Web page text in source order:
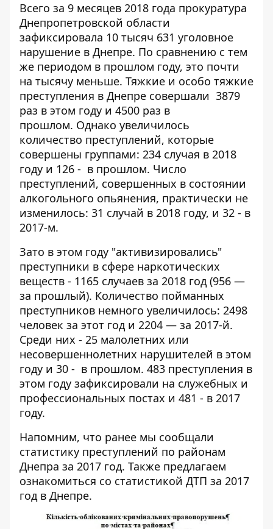
Всего за 9 месяцев 2018 года прокуратура
Днепропетровской области
зафиксировала 10 тысяч 631 уголовное
нарушение в Днепре. По сравнению с тем
же периодом в прошлом году, это почти
на тысячу меньше. Тяжкие и особо тяжкие
преступления в Днепре совершали 3879
раз в этом году и 4500 раз в
прошлом. Однако увеличилось
количество преступлений, которые
совершены группами: 234 случая в 2018
году и 126 - в прошлом. Число
преступлений, совершенных в состоянии
алкогольного опьянения, практически не
изменилось: 31 случай в 2018 году, и 32 - в
2017-м.
Зато в этом году "активизировались"
преступники в сфере наркотических
веществ - 1165 случаев за 2018 год (956 —
за прошлый). Количество пойманных
преступников немного увеличилось: 2498
человек за этот год и 2204 — за 2017-й.
Среди них - 25 малолетних или
несовершеннолетних нарушителей в этом
году и 30 - в прошлом. 483 преступления в
этом году зафиксировали на служебных и
профессиональных постах и 481 - в 2017
году.
Напомним, что ранее мы сообщали
статистику преступлений по районам
Днепра за 2017 год. Также предлагаем
ознакомиться со статистикой ДТП за 2017
год в Днепре.